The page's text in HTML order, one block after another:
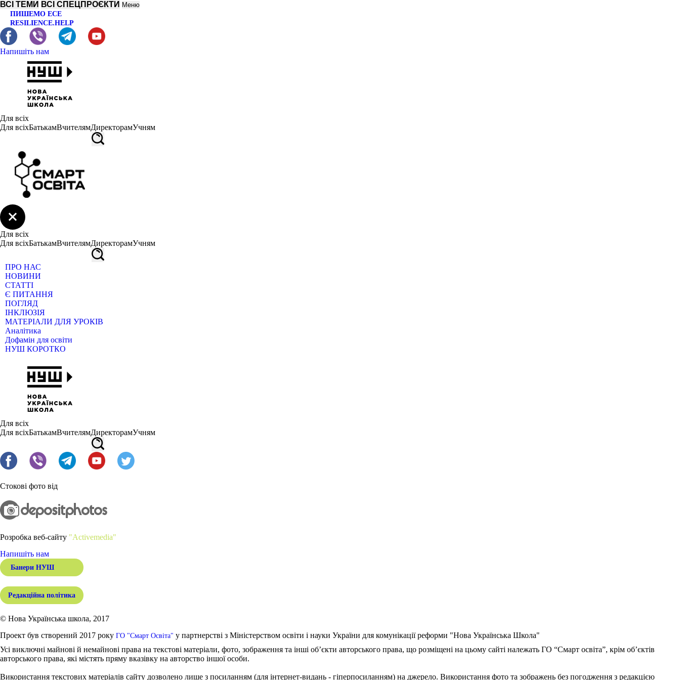
ВСІ ТЕМИ ВСІ СПЕЦПРОЄКТИ Меню
ПИШЕМО ЕСЕ
RESILIENCE.HELP
Напишіть нам
Для всіх
Для всіхБатькамВчителямДиректорамУчням
Для всіх
Для всіхБатькамВчителямДиректорамУчням
ПРО НАС
НОВИНИ
СТАТТІ
Є ПИТАННЯ
ПОГЛЯД
ІНКЛЮЗІЯ
МАТЕРІАЛИ ДЛЯ УРОКІВ
Аналітика
Дофамін для освіти
НУШ КОРОТКО
Для всіх
Для всіхБатькамВчителямДиректорамУчням
Стокові фото від
Розробка веб-сайту "Activemedia"
Напишіть нам
Банери НУШ
Редакційна політика
© Нова Українська школа, 2017
Проект був створений 2017 року ГО "Смарт Освіта" у партнерстві з Міністерством освіти і науки України для комунікації реформи "Нова Українська Школа"
Усі виключні майнові й немайнові права на текстові матеріали, фото, зображення та інші об’єкти авторського права, що розміщені на цьому сайті належать ГО “Смарт освіта”, крім об’єктів
авторського права, які містять пряму вказівку на авторство іншої особи.
Використання текстових матеріалів сайту дозволено лише з посиланням (для інтернет-видань - гіперпосиланням) на джерело. Використання фото та зображень без погодження з редакцією